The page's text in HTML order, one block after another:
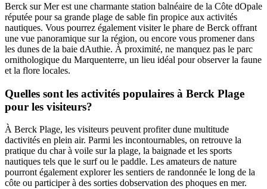
Berck sur Mer est une charmante station balnéaire de la Côte dOpale
réputée pour sa grande plage de sable fin propice aux activités
nautiques. Vous pourrez également visiter le phare de Berck offrant
une vue panoramique sur la région, ou encore vous promener dans
les dunes de la baie dAuthie. À proximité, ne manquez pas le parc
ornithologique du Marquenterre, un lieu idéal pour observer la faune
et la flore locales.
Quelles sont les activités populaires à Berck Plage
pour les visiteurs?
À Berck Plage, les visiteurs peuvent profiter dune multitude
dactivités en plein air. Parmi les incontournables, on retrouve la
pratique du char à voile sur la plage, la baignade et les sports
nautiques tels que le surf ou le paddle. Les amateurs de nature
pourront également explorer les sentiers de randonnée le long de la
côte ou participer à des sorties dobservation des phoques en mer.